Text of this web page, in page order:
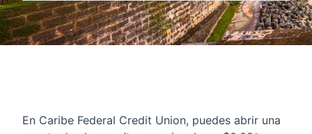
En Caribe Federal Credit Union, puedes abrir una